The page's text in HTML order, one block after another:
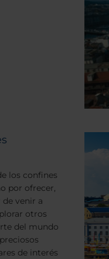
los confines
por ofrecer,
venir a
otros
del mundo
de interés